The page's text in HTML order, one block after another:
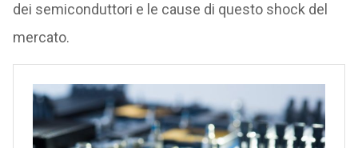
dei semiconduttori e le cause di questo shock del
mercato.